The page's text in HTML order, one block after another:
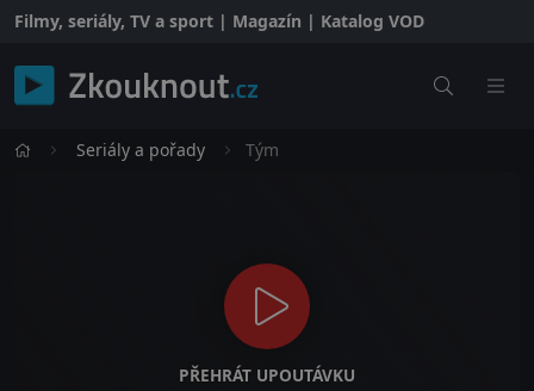
Filmy, seriály, TV a sport | Magazín | Katalog VOD
Seriály a pořady Tým
PŘEHRÁT UPOUTÁVKU